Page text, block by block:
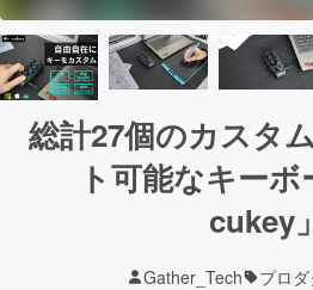
総計27個のカスタ
ト可能なキー
cukey」
Gather_Tech プロダ